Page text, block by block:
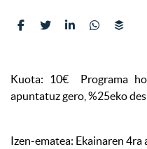
Kuota: 10€ Programa
apuntatuz gero, %25eko
Izen-ematea: Ekainaren